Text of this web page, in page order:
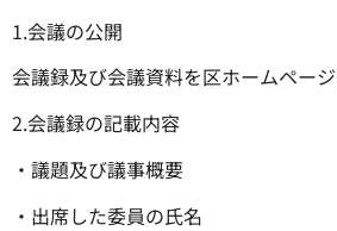
1.会議の公開
会議録及び会議資料を区ホームページ
2.会議録の記載内容
・議題及び議事概要
・出席した委員の氏名